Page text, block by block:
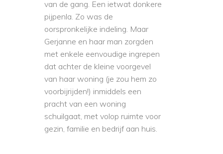
van de gang. Een ietwat donkere
pijpenla. Zo was de
oorspronkelijke indeling. Maar
Gerjanne en haar man zorgden
met enkele eenvoudige ingrepen
dat achter de kleine voorgevel
van haar woning (je zou hem zo
voorbijrijden!) inmiddels een
pracht van een woning
schuilgaat, met volop ruimte voor
gezin, familie en bedrijf aan huis.